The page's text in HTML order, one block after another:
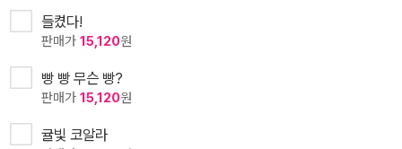
들켰다!
판매가 15,120원
빵 빵 무슨 빵?
판매가 15,120원
귤빛 코알라